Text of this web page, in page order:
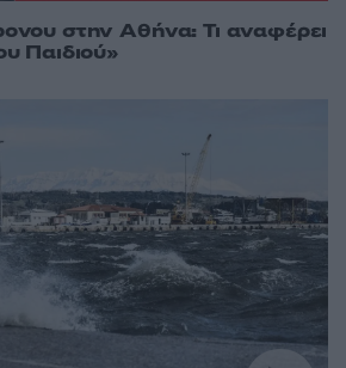
στην Αθήνα: Τι αναφέρει
Παιδιού»